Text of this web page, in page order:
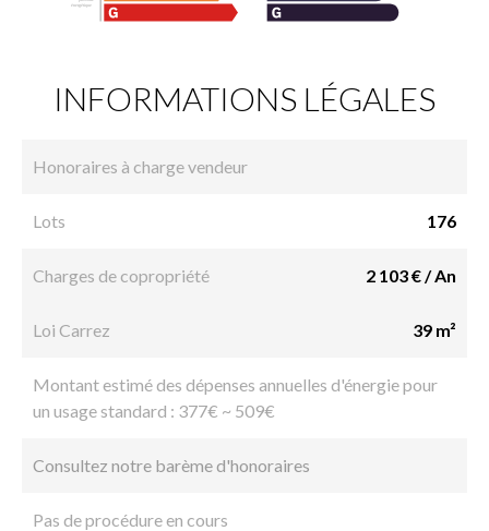
INFORMATIONS LÉGALES
Honoraires à charge vendeur
Lots 176
Charges de copropriété 2 103 € / An
Loi Carrez 39 m²
Montant estimé des dépenses annuelles d'énergie pour
un usage standard : 377€ ~ 509€
Consultez notre barème d'honoraires
Pas de procédure en cours